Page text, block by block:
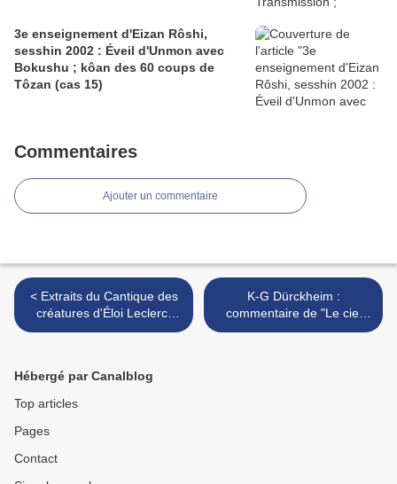
3e enseignement d'Eizan Rôshi,
sesshin 2002 : Éveil d'Unmon avec
Bokushu ; kôan des 60 coups de
Tôzan (cas 15)
Commentaires
Ajouter un commentaire
< Extraits du Cantique des
créatures d'Éloi Leclerc,
une lecture de saint
K-G Dürckheim :
commentaire de "Le ciel
s'écroule sur la terre…" en
Hébergé par Canalblog
Top articles
Pages
Contact